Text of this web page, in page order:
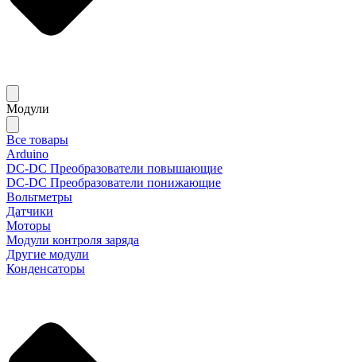
Модули
Все товары
Arduino
DC-DC Преобразователи повышающие
DC-DC Преобразователи понижающие
Вольтметры
Датчики
Моторы
Модули контроля заряда
Другие модули
Конденсаторы